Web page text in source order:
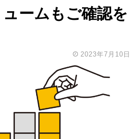
ームもご確認を
2023年7月10日